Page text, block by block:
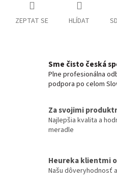
ZEPTAT SE HLÍDAT
Sme čisto česká
Plne profesionálna
podpora po celom
Za svojimi
Najlepšia kvalita a
meradle
Heureka klientmi
Našu dôveryhodnosť